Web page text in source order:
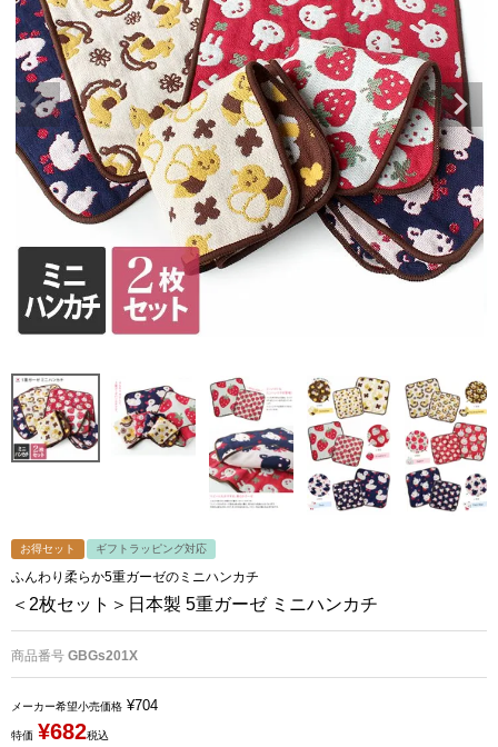
お得セット ギフトラッピング対応
ふんわり柔らか5重ガーゼのミニハンカチ
＜2枚セット＞日本製 5重ガーゼ ミニハンカチ
商品番号 GBGs201X
メーカー希望小売価格 ¥704
特価 ¥682税込